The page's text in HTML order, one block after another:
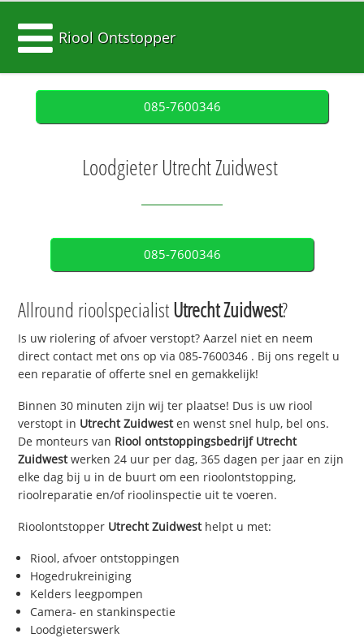
Riool Ontstopper
085-7600346
Loodgieter Utrecht Zuidwest
085-7600346
Allround rioolspecialistUtrecht Zuidwest?
Is uw riolering of afvoer verstopt? Aarzel niet en neem
direct contact met ons op via085-7600346 . Bij ons regelt u
een reparatie of offerte snel en gemakkelijk!
Binnen 30 minuten zijn wij ter plaatse! Dus is uw riool
verstopt in Utrecht Zuidwesten wenst snel hulp, bel ons.
De monteurs van Riool ontstoppingsbedrijf Utrecht
Zuidwest werken 24 uur per dag, 365 dagen per jaar en zijn
elke dag bij u in de buurt om een rioolontstopping,
rioolreparatie en/of rioolinspectie uit te voeren.
Rioolontstopper Utrecht Zuidwesthelpt u met:
Riool, afvoer ontstoppingen
Hogedrukreiniging
Kelders leegpompen
Camera- en stankinspectie
Loodgieterswerk